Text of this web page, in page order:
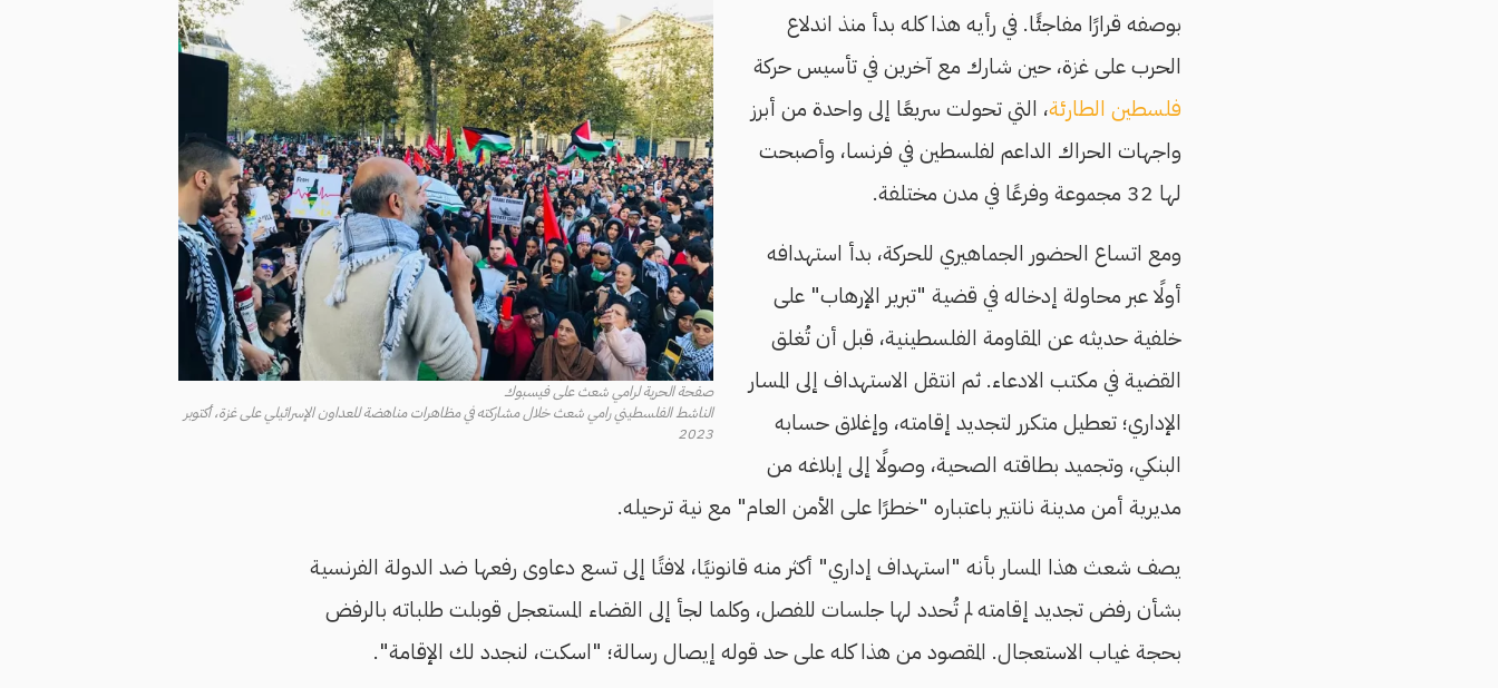
صفحة الحرية لرامي شعث على فيسبوك
الناشط الفلسطيني رامي شعث خلال مشاركته في مظاهرات مناهضة للعداون الإسرائيلي على غزة، أكتوبر
2023
بوصفه قرارًا مفاجئًا. في رأيه هذا كله بدأ منذ اندلاع
الحرب على غزة، حين شارك مع آخرين في تأسيس حركة
فلسطين الطارئة، التي تحولت سريعًا إلى واحدة من أبرز
واجهات الحراك الداعم لفلسطين في فرنسا، وأصبحت
لها 32 مجموعة وفرعًا في مدن مختلفة.
ومع اتساع الحضور الجماهيري للحركة، بدأ استهدافه
أولًا عبر محاولة إدخاله في قضية "تبرير الإرهاب" على
خلفية حديثه عن المقاومة الفلسطينية، قبل أن تُغلق
القضية في مكتب الادعاء. ثم انتقل الاستهداف إلى المسار
الإداري؛ تعطيل متكرر لتجديد إقامته، وإغلاق حسابه
البنكي، وتجميد بطاقته الصحية، وصولًا إلى إبلاغه من
مديرية أمن مدينة نانتير باعتباره "خطرًا على الأمن العام" مع نية ترحيله.
يصف شعث هذا المسار بأنه "استهداف إداري" أكثر منه قانونيًا، لافتًا إلى تسع دعاوى رفعها ضد الدولة الفرنسية
بشأن رفض تجديد إقامته لم تُحدد لها جلسات للفصل، وكلما لجأ إلى القضاء المستعجل قوبلت طلباته بالرفض
بحجة غياب الاستعجال. المقصود من هذا كله على حد قوله إيصال رسالة؛ "اسكت، لنجدد لك الإقامة".